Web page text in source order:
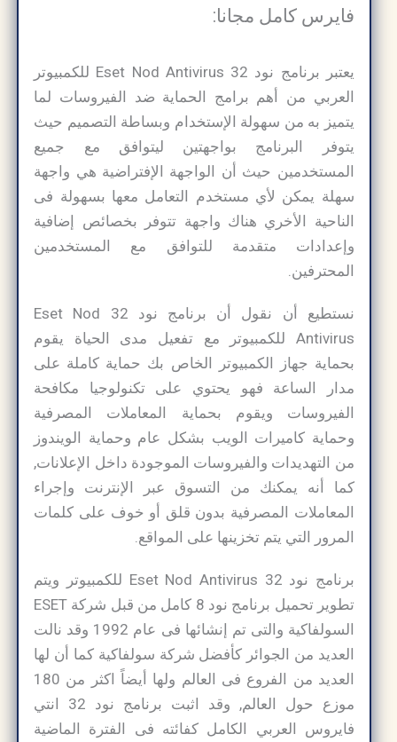
فايرس كامل مجانا:
يعتبر برنامج نود 32 Eset Nod Antivirus للكمبيوتر
العربي من أهم برامج الحماية ضد الفيروسات لما
يتميز به من سهولة الإستخدام وبساطة التصميم حيث
يتوفر البرنامج بواجهتين ليتوافق مع جميع
المستخدمين حيث أن الواجهة الإفتراضية هي واجهة
سهلة يمكن لأي مستخدم التعامل معها بسهولة فى
الناحية الأخري هناك واجهة تتوفر بخصائص إضافية
وإعدادات متقدمة للتوافق مع المستخدمين
المحترفين.
نستطيع أن نقول أن برنامج نود 32 Eset Nod
Antivirus للكمبيوتر مع تفعيل مدى الحياة يقوم
بحماية جهاز الكمبيوتر الخاص بك حماية كاملة على
مدار الساعة فهو يحتوي على تكنولوجيا مكافحة
الفيروسات ويقوم بحماية المعاملات المصرفية
وحماية كاميرات الويب بشكل عام وحماية الويندوز
من التهديدات والفيروسات الموجودة داخل الإعلانات,
كما أنه يمكنك من التسوق عبر الإنترنت وإجراء
المعاملات المصرفية بدون قلق أو خوف على كلمات
المرور التي يتم تخزينها على المواقع.
برنامج نود 32 Eset Nod Antivirus للكمبيوتر ويتم
تطوير تحميل برنامج نود 8 كامل من قبل شركة ESET
السولفاكية والتى تم إنشائها فى عام 1992 وقد نالت
العديد من الجوائر كأفضل شركة سولفاكية كما أن لها
العديد من الفروع فى العالم ولها أيضاً اكثر من 180
موزع حول العالم, وقد اثبت برنامج نود 32 انتي
فايروس العربي الكامل كفائته فى الفترة الماضية